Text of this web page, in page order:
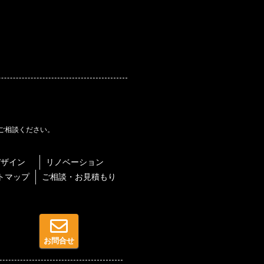
談ください。
ザイン
リノベーション
マップ
ご相談・お見積もり
お問合せ